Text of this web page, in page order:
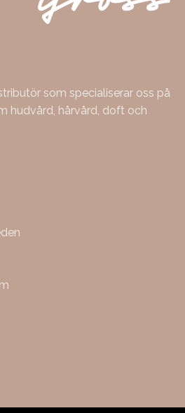
som specialiserar oss på
hudvård, hårvård, doft och